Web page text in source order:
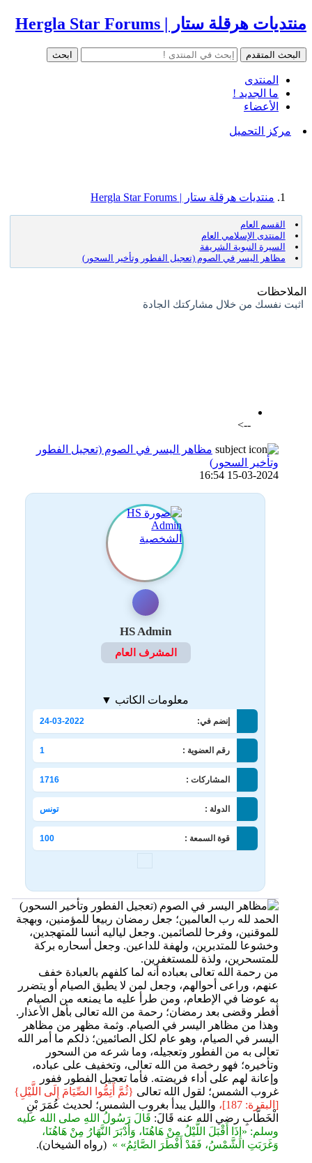
منتديات هرقلة ستار | Hergla Star Forums
المنتدى
ما الجديد !
الأعضاء
مركز التحميل
منتديات هرقلة ستار | Hergla Star Forums
القسم العام
المنتدى الإسلامي العام
السيرة النبوية الشريفة
مظاهر اليسر في الصوم (تعجيل الفطور وتأخير السحور)
الملاحظات
اثبت نفسك من خلال مشاركتك الجادة
-->
مظاهر اليسر في الصوم (تعجيل الفطور
وتأخير السحور)
15-03-2024 16:54
HS Admin
المشرف العام
معلومات الكاتب ▼
إنضم في: 24-03-2022
رقم العضوية : 1
المشاركات : 1716
الدولة : تونس
قوة السمعة : 100
الحمد لله رب العالمين؛ جعل رمضان ربيعا للمؤمنين، وبهجة
للموقنين، وفرحا للصائمين. وجعل لياليه أنسا للمتهجدين،
وخشوعا للمتدبرين، ولهفة للداعين. وجعل أسحاره بركة
للمتسحرين، ولذة للمستغفرين.
من رحمة الله تعالى بعباده أنه لما كلفهم بالعبادة خفف
عنهم، وراعى أحوالهم، وجعل لمن لا يطيق الصيام أو يتضرر
به عوضا في الإطعام، ومن طرأ عليه ما يمنعه من الصيام
أفطر وقضى بعد رمضان؛ رحمة من الله تعالى بأهل الأعذار.
وهذا من مظاهر اليسر في الصيام. وثمة مظهر من مظاهر
اليسر في الصيام، وهو عام لكل الصائمين؛ ذلكم ما أمر الله
تعالى به من الفطور وتعجيله، وما شرعه من السحور
وتأخيره؛ فهو رخصة من الله تعالى، وتخفيف على عباده،
وإعانة لهم على أداء فريضته. فأما تعجيل الفطور ففور
غروب الشمس؛ لقول الله تعالى {ثُمَّ أَتِمُّوا ‌الصِّيَامَ إِلَى اللَّيْلِ}
[البقرة: 187]،
والليل يبدأ بغروب الشمس؛ لحديث عُمَرَ بْنِ
الْخَطَّابِ رضي الله عنه قَالَ: قَالَ رَسُولُ اللهِ صلى الله عليه
وسلم: «إِذَا ‌أَقْبَلَ ‌اللَّيْلُ مِنْ هَاهُنَا، وَأَدْبَرَ النَّهَارُ مِنْ هَاهُنَا،
وَغَرَبَتِ الشَّمْسُ، فَقَدْ أَفْطَرَ الصَّائِمُ» » (رواه الشيخان).